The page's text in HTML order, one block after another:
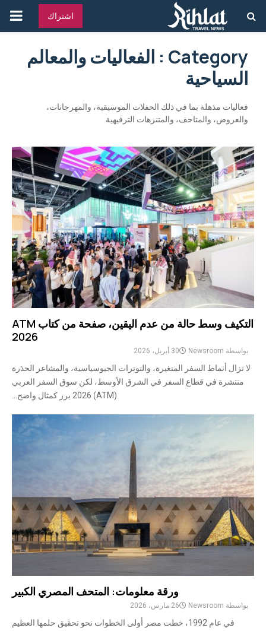
اشتراك
Category : الفعاليات والمعالم
السياحية
فعاليات مذهلة بما في ذلك الحفلات الموسيقية، والمهرجانات،
والعروض، والمتاحف، والمتنزهات الترفيهية
التكيف وسط حالة من عدم اليقين، صفحة من كتاب ATM
2026
بواسطة Newsroom 30 أبريل، 2026
لا تزال أنماط السفر المتغيرة، والتوترات الجيوسياسية، والمشاعر الحذرة
منتشرة في قطاع السفر في الشرق الأوسط، لكن سوق السفر العربي
(ATM) 2026 برز كمثال واضح...
ورقة معلومات: المتحف المصري الكبير
بواسطة Newsroom 26 مارس، 2026
في عام 1992، خطت مصر أولى الخطوات نحو تحقيق حلمها العظيم